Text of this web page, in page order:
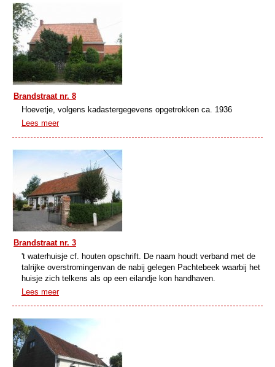
Brandstraat nr. 8
Hoevetje, volgens kadastergegevens opgetrokken ca. 1936
Lees meer
Brandstraat nr. 3
't waterhuisje cf. houten opschrift. De naam houdt verband met de
talrijke overstromingenvan de nabij gelegen Pachtebeek waarbij het
huisje zich telkens als op een eilandje kon handhaven.
Lees meer